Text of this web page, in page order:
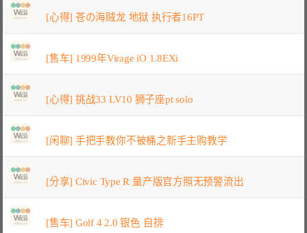
[心得] 苍の海贼龙 地狱 执行者16PT
[售车] 1999年Virage iO 1.8EXi
[心得] 挑战33 LV10 狮子座pt solo
[闲聊] 手把手教你不被桶之新手主购教学
[分享] Civic Type R 量产版官方照无预警流出
[售车] Golf 4 2.0 银色 自排